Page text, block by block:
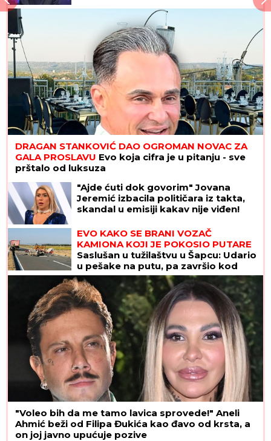
DRAGAN STANKOVIĆ DAO OGROMAN NOVAC ZA
GALA PROSLAVU Evo koja cifra je u pitanju - sve
prštalo od luksuza
"Ajde ćuti dok govorim" Jovana
Jeremić izbacila političara iz takta,
skandal u emisiji kakav nije viđen!
EVO KAKO SE BRANI VOZAČ
KAMIONA KOJI JE POKOSIO PUTARE
Saslušan u tužilaštvu u Šapcu: Udario
u pešake na putu, pa završio kod
metalne ograde
"Voleo bih da me tamo lavica sprovede!" Aneli
Ahmić beži od Filipa Đukića kao đavo od krsta, a
on joj javno upućuje pozive